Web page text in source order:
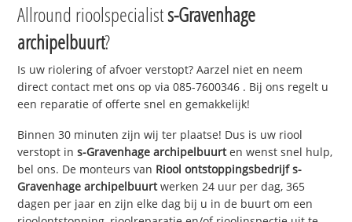
Allround rioolspecialists-Gravenhage
archipelbuurt?
Is uw riolering of afvoer verstopt? Aarzel niet en neem
direct contact met ons op via085-7600346 . Bij ons regelt u
een reparatie of offerte snel en gemakkelijk!
Binnen 30 minuten zijn wij ter plaatse! Dus is uw riool
verstopt ins-Gravenhage archipelbuurten wenst snel hulp,
bel ons. De monteurs van Riool ontstoppingsbedrijfs-
Gravenhage archipelbuurt werken 24 uur per dag, 365
dagen per jaar en zijn elke dag bij u in de buurt om een